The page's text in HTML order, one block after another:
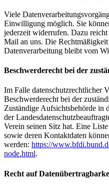
Viele
Einwilligung möglich. Sie
jederzeit widerrufen. Dazu
Mail an uns. Die
Datenverarbeitung bleibt vom
Beschwerderecht bei der
Im Falle datenschutzrechtlicher
Beschwerderecht bei der
Zuständige Aufsichtsbehörde in
der
Verein seinen Sitz hat. Eine
sowie deren Kontaktdaten
werden: https://
node.html.
Recht auf